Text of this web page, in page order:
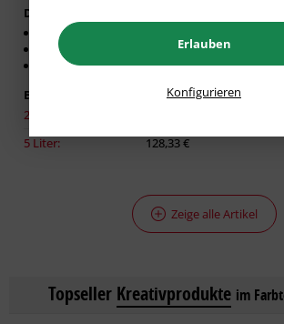
Dekorative Lasur Innen
Matter Effekt
Diffusionsfähig
Für glatte Untergründe
Erhältlich in:
2,50 Liter:
5 Liter:
128,33 €
Zeige alle Artikel
Topseller Kreativprodukte im
Erlauben
Konfigurieren